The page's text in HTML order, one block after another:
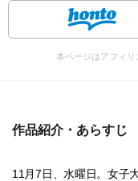
本ページはアフィ
作品紹介・あらすじ
11月7日、水曜日。女子